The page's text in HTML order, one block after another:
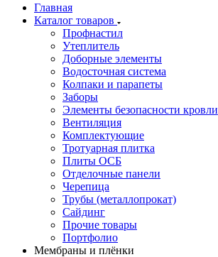
Главная
Каталог товаров
Профнастил
Утеплитель
Доборные элементы
Водосточная система
Колпаки и парапеты
Заборы
Элементы безопасности кровли
Вентиляция
Комплектующие
Тротуарная плитка
Плиты ОСБ
Отделочные панели
Черепица
Трубы (металлопрокат)
Сайдинг
Прочие товары
Портфолио
Мембраны и плёнки